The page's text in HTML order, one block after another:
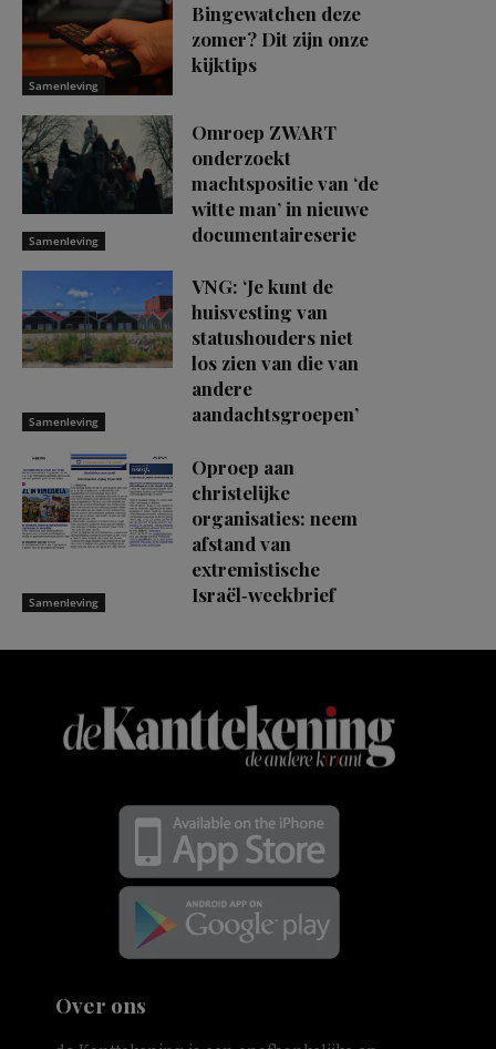
Samenleving
Bingewatchen deze
zomer? Dit zijn onze
kijktips
Samenleving
Omroep ZWART
onderzoekt
machtspositie van ‘de
witte man’ in nieuwe
documentaireserie
Samenleving
VNG: ‘Je kunt de
huisvesting van
statushouders niet
los zien van die van
andere
aandachtsgroepen’
Samenleving
Oproep aan
christelijke
organisaties: neem
afstand van
extremistische
Israël‑weekbrief
Over ons